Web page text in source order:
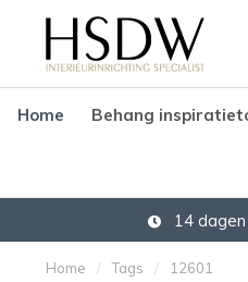
Home Behang
14
Home / Tags / 12601